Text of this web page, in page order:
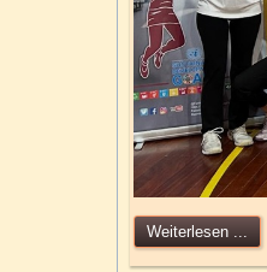
Weiterlesen ...